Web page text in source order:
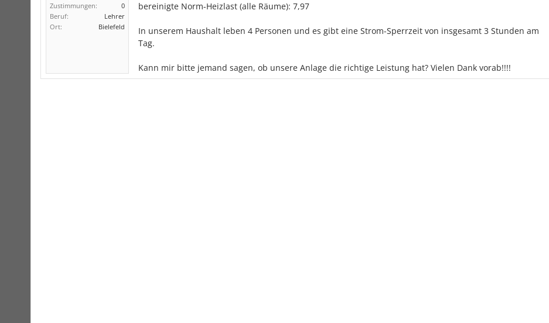
Zustimmungen:
0
Beruf:
Lehrer
Ort:
Bielefeld
bereinigte Norm-Heizlast (alle Räume): 7,97
In unserem Haushalt leben 4 Personen und es gibt eine Strom-Sperrzeit von insgesamt 3 Stunden am
Tag.
Kann mir bitte jemand sagen, ob unsere Anlage die richtige Leistung hat? Vielen Dank vorab!!!!